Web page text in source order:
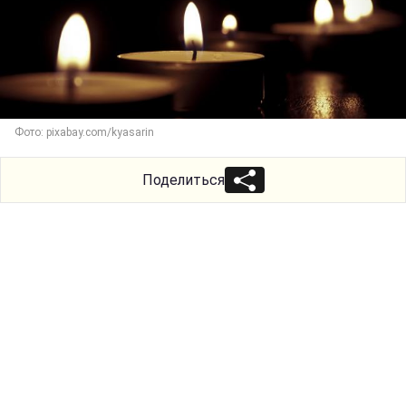
Фото: pixabay.com/kyasarin
Поделиться